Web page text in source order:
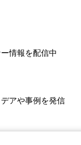
情報を配信中
アや事例を発信